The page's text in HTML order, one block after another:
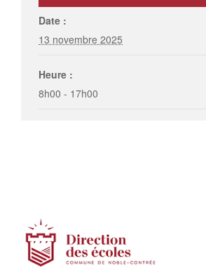
Date :
13 novembre 2025
Heure :
8h00 - 17h00